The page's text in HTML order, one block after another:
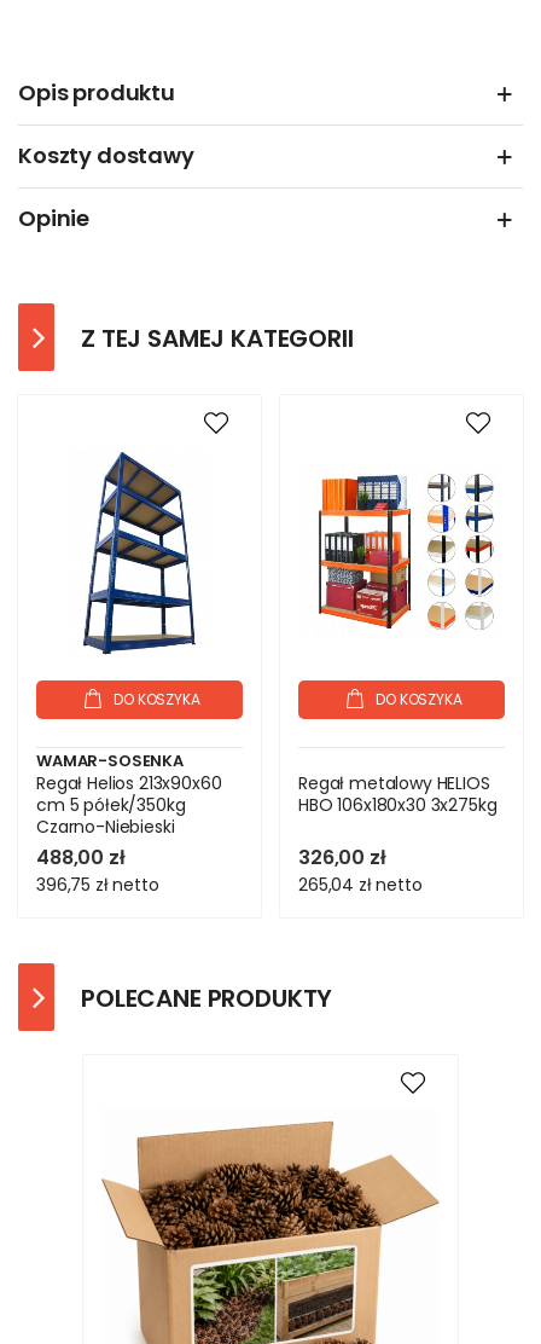
Opis produktu
Koszty dostawy
Opinie
Z TEJ SAMEJ KATEGORII
DO KOSZYKA
WAMAR-SOSENKA
Regał Helios 213x90x60
cm 5 półek/350kg
Czarno-Niebieski
488,00 zł
396,75 złnetto
DO KOSZYKA
Regał metalowy HELIOS
HBO 106x180x30 3x275kg
326,00 zł
265,04 złnetto
POLECANE PRODUKTY